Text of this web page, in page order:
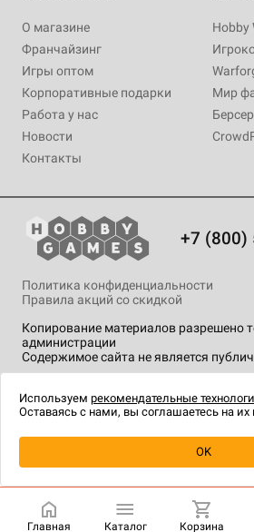
Купить
О магазине
Франчайзинг
Игры оптом
Корпоративные подарки
Работа у нас
Новости
Контакты
Hobby
Мир
+7 (800)
Копирование материалов разрешено
администрации
Содержимое сайта не является
Политика конфиденциальности
Правила акций со скидкой
технологии.
Главная Каталог Корзина
Используем рекомендательные
Оставаясь с нами, вы соглашаетесь на
OK